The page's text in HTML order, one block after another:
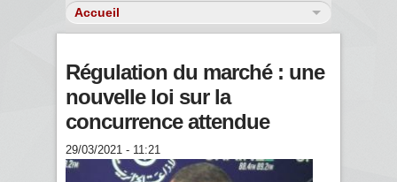
Régulation du marché : une
nouvelle loi sur la
concurrence attendue
29/03/2021 - 11:21